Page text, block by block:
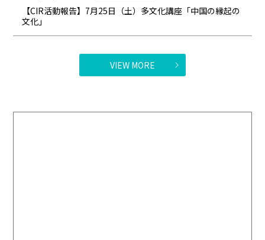
【CIR活動報告】7月25日（土）多文化講座「中国の縁起の
文化」
VIEW MORE